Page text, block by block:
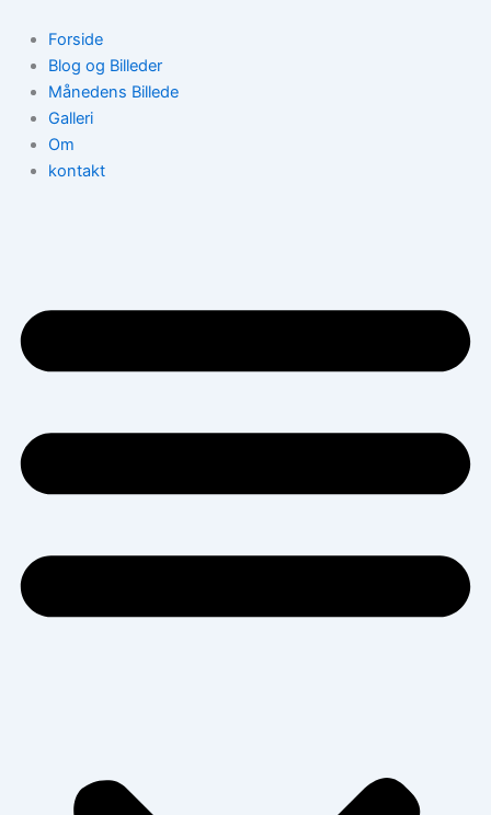
indholdet
Forside
Blog og Billeder
Månedens Billede
Galleri
Om
kontakt